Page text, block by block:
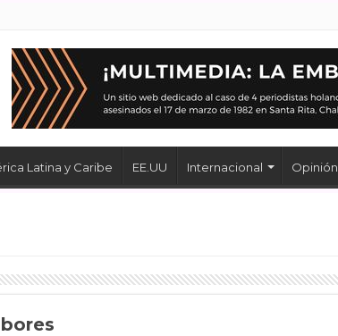
Latina y Caribe EE.UU Internacional Opinión